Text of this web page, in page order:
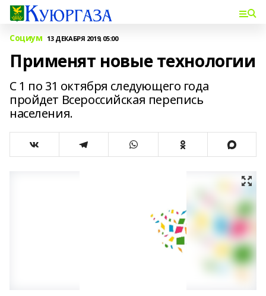
Социум 13 ДЕКАБРЯ 2019, 05:00
Применят новые технологии
С 1 по 31 октября следующего года
пройдет Всероссийская перепись
населения.